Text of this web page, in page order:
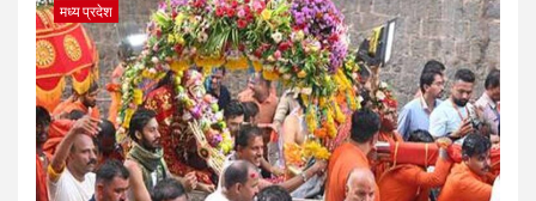
मध्य प्रदेश